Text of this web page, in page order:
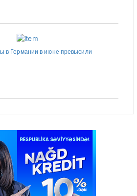
в Германии в июне превысили